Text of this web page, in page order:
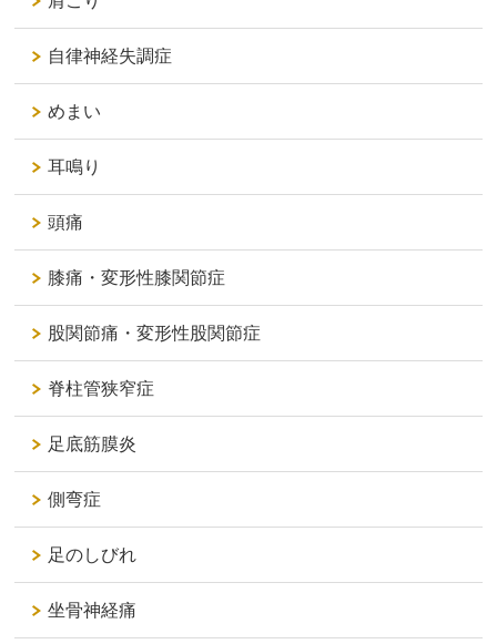
自律神経失調症
めまい
耳鳴り
頭痛
膝痛・変形性膝関節症
股関節痛・変形性股関節症
脊柱管狭窄症
足底筋膜炎
側弯症
足のしびれ
坐骨神経痛